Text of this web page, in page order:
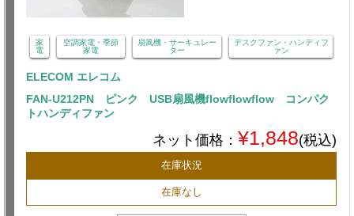
家
電
空調家電・季節
家電
扇風機・サーキュレー
ター
デスクファン・ハンディフ
ァン
ELECOM エレコム
FAN-U212PN ピンク USB扇風機flowflowflow コンパク
トハンディファン
ネット価格： ¥1,848(税込)
在庫状況
在庫なし